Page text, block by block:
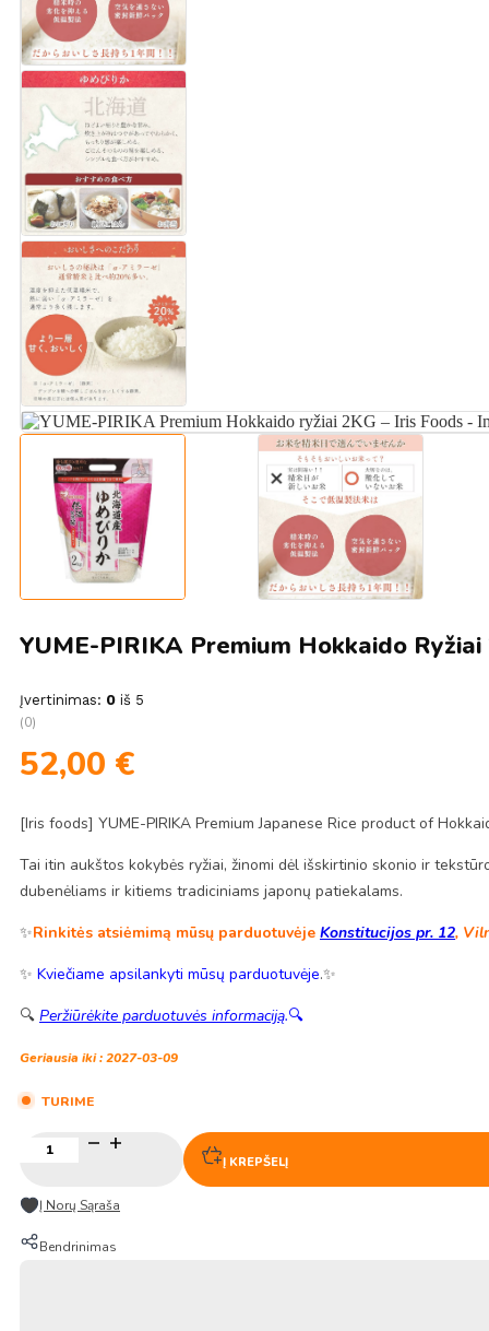
YUME-PIRIKA Premium Hokkaido Ryžiai
Įvertinimas: 0 iš 5
(0)
52,00 €
[Iris foods] YUME-PIRIKA Premium Japanese Rice product of
Tai itin aukštos kokybės ryžiai, žinomi dėl išskirtinio skonio ir
dubenėliams ir kitiems tradiciniams japonų patiekalams.
✨Rinkitės atsiėmimą mūsų parduotuvėje Konstitucijos pr. 12,
✨ Kviečiame apsilankyti mūsų parduotuvėje.✨
🔍 Peržiūrėkite parduotuvės informaciją.🔍
Geriausia iki : 2027-03-09
TURIME
kiekis:
PIRIKA
Premium
Hokkaido
Į KREPŠELĮ
Į Norų Sąraša
Bendrinimas